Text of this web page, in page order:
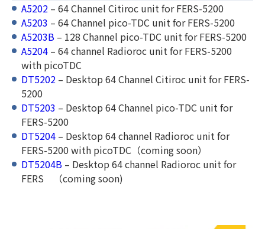
A5202 – 64 Channel Citiroc unit for FERS-5200
A5203 – 64 Channel pico-TDC unit for FERS-5200
A5203B – 128 Channel pico-TDC unit for FERS-5200
A5204 – 64 channel Radioroc unit for FERS-5200
with picoTDC
DT5202 – Desktop 64 Channel Citiroc unit for FERS-
5200
DT5203 – Desktop 64 Channel pico-TDC unit for
FERS-5200
DT5204 – Desktop 64 channel Radioroc unit for
FERS-5200 with picoTDC（coming soon）
DT5204B – Desktop 64 channel Radioroc unit for
FERS （coming soon)